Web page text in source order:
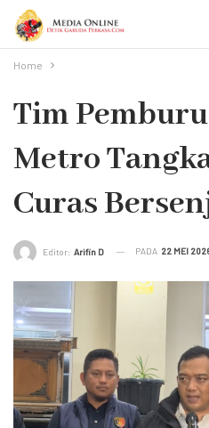
Home
Tim
Metro
Curas
Editor: Arifin D PADA 22 MEI